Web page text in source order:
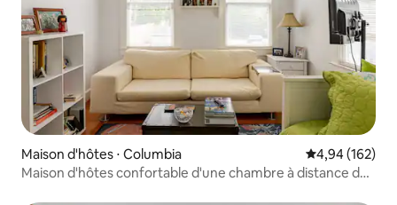
Maison d'hôtes ⋅ Columbia Évaluation
4,94 (162)
Maison d'hôtes confortable d'une chambre à distance de